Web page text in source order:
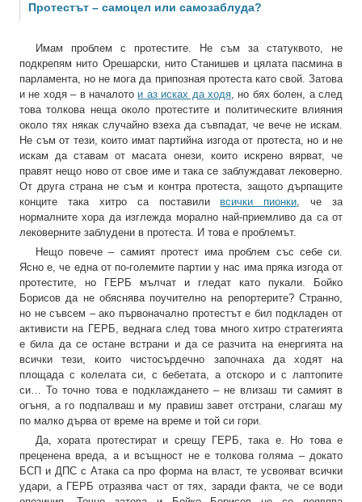
Протестът – самоцел или самозаблуда?
Имам проблем с протестите. Не съм за статуквото, не
подкрепям нито Орешарски, нито Станишев и цялата пасмина в
парламента, но не мога да припозная протеста като свой. Затова
и не ходя – в началото и аз исках да ходя, но бях болен, а след
това толкова неща около протестите и политическите влияния
около тях някак случайно взеха да съвпадат, че вече не искам.
Не съм от тези, които имат партийна изгода от протеста, но и не
искам да ставам от масата онези, които искрено вярват, че
правят нещо ново от свое име и така се заблуждават лековерно.
От друга страна не съм и контра протеста, защото дърпащите
конците така хитро са поставили всички пионки, че за
нормалните хора да изглежда морално най-приемливо да са от
лековерните заблудени в протеста. И това е проблемът.
Нещо повече – самият протест има проблем със себе си.
Ясно е, че една от по-големите партии у нас има пряка изгода от
протестите, но ГЕРБ мълчат и гледат като пукали. Бойко
Борисов да не обяснява поучително на репортерите? Странно,
но не съвсем – ако първоначално протестът е бил подкладен от
активисти на ГЕРБ, веднага след това много хитро стратегията
е била да се остане встрани и да се разчита на енергията на
всички тези, които чистосърдечно започнаха да ходят на
площада с колелата си, с бебетата, а отскоро и с лаптопите
си… То точно това е подклаждането – не влизаш ти самият в
огъня, а го подпалваш и му правиш завет отстрани, слагаш му
по малко дърва от време на време и той си гори.
Да, хората протестират и срещу ГЕРБ, така е. Но това е
преценена вреда, а и всъщност не е толкова голяма – докато
БСП и ДПС с Атака са про форма на власт, те усвояват всички
удари, а ГЕРБ отразява част от тях, заради факта, че се води